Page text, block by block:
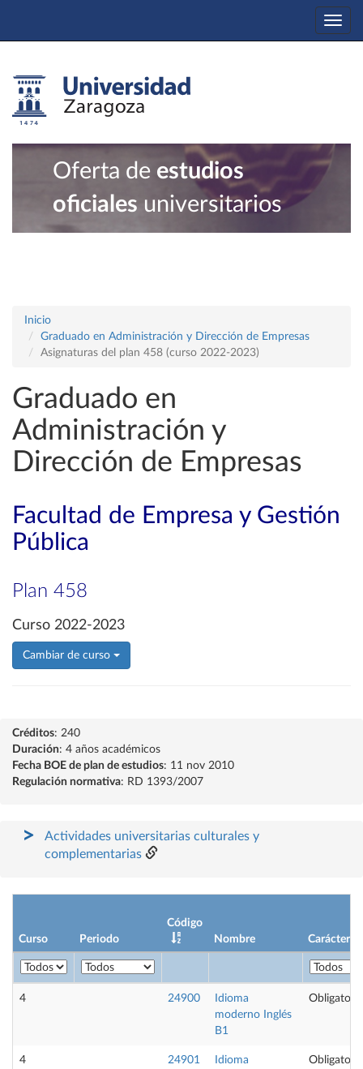
Oferta de estudios
oficiales universitarios
Inicio
Graduado en Administración y Dirección de Empresas
Asignaturas del plan 458 (curso 2022-2023)
Graduado en
Administración y
Dirección de Empresas
Facultad de Empresa y Gestión
Pública
Plan 458
Curso 2022-2023
Cambiar de curso
Créditos: 240
Duración: 4 años académicos
Fecha BOE de plan de estudios: 11 nov 2010
Regulación normativa: RD 1393/2007
Actividades universitarias culturales y
complementarias
Curso Periodo
Código
Nombre
Carácter
4 24900
Idioma
moderno Inglés
B1
Obligatoria
4 24901
Idioma
Obligatoria